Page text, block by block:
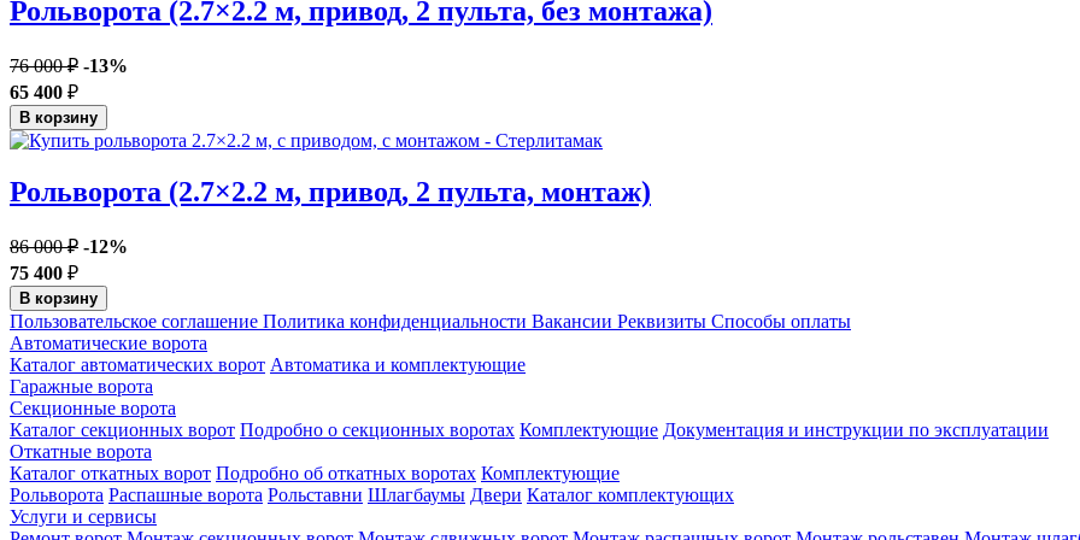
Рольворота (2.7×2.2 м, привод, 2 пульта, без монтажа)
76 000 ₽ -13%
65 400 ₽
В корзину
Рольворота (2.7×2.2 м, привод, 2 пульта, монтаж)
86 000 ₽ -12%
75 400 ₽
В корзину
Пользовательское соглашение Политика конфиденциальности Вакансии Реквизиты Способы оплаты
Автоматические ворота
Каталог автоматических ворот Автоматика и комплектующие
Гаражные ворота
Секционные ворота
Каталог секционных ворот Подробно о секционных воротах Комплектующие Документация и инструкции по эксплуатации
Откатные ворота
Каталог откатных ворот Подробно об откатных воротах Комплектующие
Рольворота Распашные ворота Рольставни Шлагбаумы Двери Каталог комплектующих
Услуги и сервисы